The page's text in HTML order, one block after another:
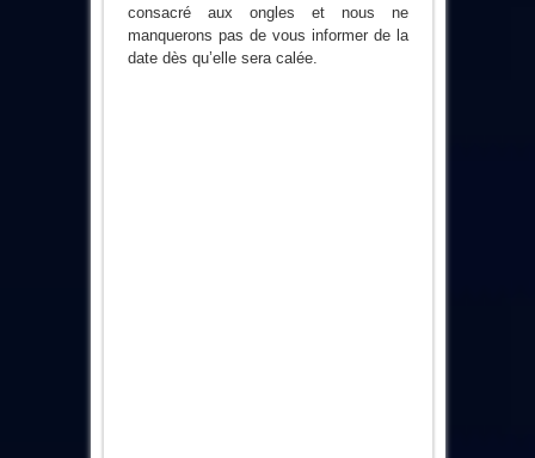
consacré aux ongles et nous ne
manquerons pas de vous informer de la
date dès qu’elle sera calée.